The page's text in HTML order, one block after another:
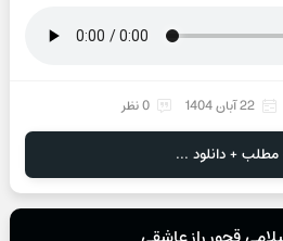
22 آبان 1404 0 نظر
مطلب + دانلود ...